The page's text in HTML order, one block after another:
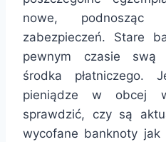
nowe,
zabezpieczeń. Stare
pewnym czasie swą
środka płatniczego.
pieniądze w obcej
sprawdzić, czy są
wycofane banknoty jak